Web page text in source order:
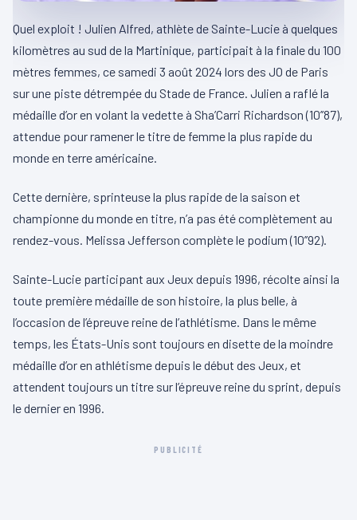
Quel exploit ! Julien Alfred, athlète de Sainte-Lucie à quelques
kilomètres au sud de la Martinique, participait à la finale du 100
mètres femmes, ce samedi 3 août 2024 lors des JO de Paris
sur une piste détrempée du Stade de France. Julien a raflé la
médaille d’or en volant la vedette à Sha’Carri Richardson (10’’87),
attendue pour ramener le titre de femme la plus rapide du
monde en terre américaine.
Cette dernière, sprinteuse la plus rapide de la saison et
championne du monde en titre, n’a pas été complètement au
rendez-vous. Melissa Jefferson complète le podium (10’’92).
Sainte-Lucie participant aux Jeux depuis 1996, récolte ainsi la
toute première médaille de son histoire, la plus belle, à
l’occasion de l’épreuve reine de l’athlétisme. Dans le même
temps, les États-Unis sont toujours en disette de la moindre
médaille d’or en athlétisme depuis le début des Jeux, et
attendent toujours un titre sur l’épreuve reine du sprint, depuis
le dernier en 1996.
PUBLICITÉ